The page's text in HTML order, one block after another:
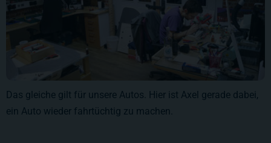
Das gleiche gilt für unsere Autos. Hier ist Axel gerade dabei,
ein Auto wieder fahrtüchtig zu machen.